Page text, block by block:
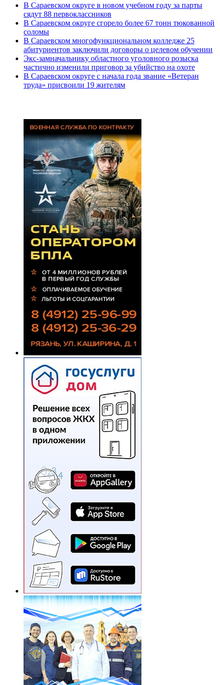
В Сараевском округе в новом учебном году за парты
сядут 88 первоклассников
В Сараевском округе сгорело более 67 тонн тюкованной
соломы
В Сараевском многофункциональном колледже 25
абитуриентов заключили договоры о целевом обучении
Экс-замначальнику областного уголовного розыска
частично изменили приговор за убийство на охоте
В Сараевском округе с начала года звание «Ветеран
труда» присвоили 19 жителям